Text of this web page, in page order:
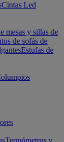
Cintas Led
mesas y sillas de
de sofás de
Estufas de
Termómetros y